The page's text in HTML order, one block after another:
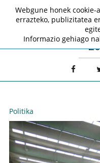
Politika
Webgune honek
errazteko, publizitatea
Informazio gehiago